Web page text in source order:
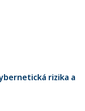
rizika a